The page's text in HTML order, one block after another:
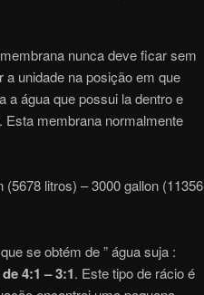
nunca deve ficar sem
unidade na posição em que
a água que possui la dentro e
membrana normalmente
litros) – 3000 gallon (11356
se obtém de ” água suja :
4:1 – 3:1. Este tipo de rácio é